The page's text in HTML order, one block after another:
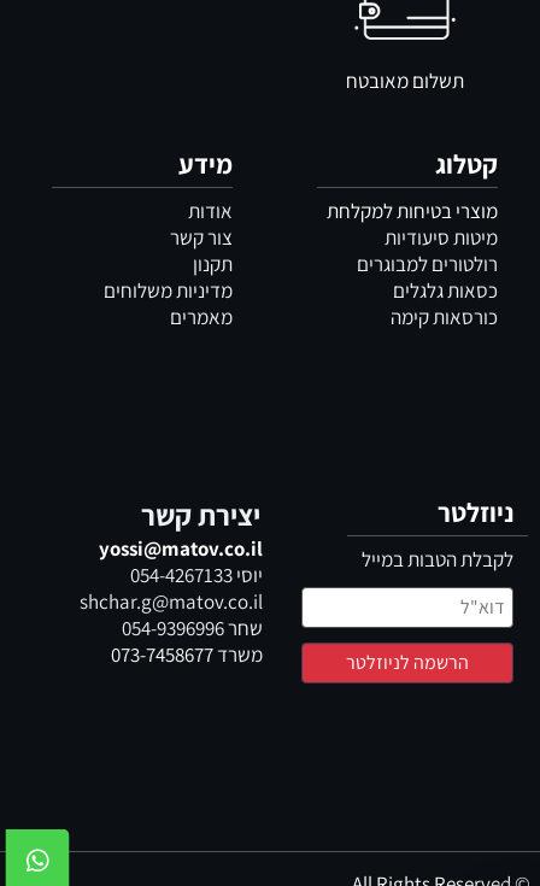
תשלום מאובטח
קטלוג
מוצרי בטיחות למקלחת
מיטות סיעודיות
רולטורים למבוגרים
כסאות גלגלים
כורסאות קימה
מידע
אודות
צור קשר
תקנון
מדיניות משלוחים
מאמרים
ניוזלטר
לקבלת הטבות במייל
יצירת קשר
yossi@matov.co.il
יוסי054-4267133
shchar.g@matov.co.il
שחר054-9396996
משרד073-7458677
✕